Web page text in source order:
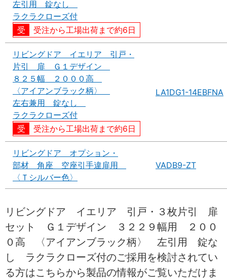
左引用 錠なし
ラクラクローズ付
受注から工場出荷まで約6日
リビングドア イエリア 引戸・
片引 扉 Ｇ１デザイン
８２５幅 ２０００高
〈アイアンブラック柄〉
左右兼用 錠なし
ラクラクローズ付
受注から工場出荷まで約6日
LA1DG1-14EBFNA
リビングドア オプション・
部材 角座 空座引手違扉用
〈Ｔシルバー色〉
VADB9-ZT
リビングドア イエリア 引戸・３枚片引 扉
セット Ｇ１デザイン ３２２９幅用 ２００
０高 〈アイアンブラック柄〉 左引用 錠な
し ラクラクローズ付のご採用を検討されてい
る方はこちらから製品の情報がご覧いただけま